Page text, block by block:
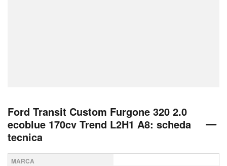
Ford Transit Custom Furgone 320 2.0
ecoblue 170cv Trend L2H1 A8: scheda
tecnica
MARCA